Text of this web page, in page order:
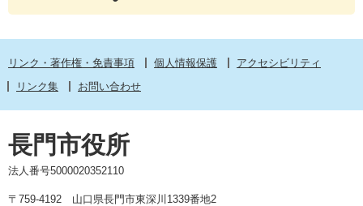
リンク・著作権・免責事項 個人情報保護
アクセシビリティ
リンク集
お問い合わせ
長門市役所
法人番号5000020352110
〒759-4192 山口県長門市東深川1339番地2